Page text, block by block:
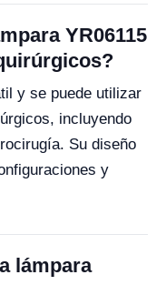
YR06115
y se puede utilizar
incluyendo
Su diseño
y
lámpara